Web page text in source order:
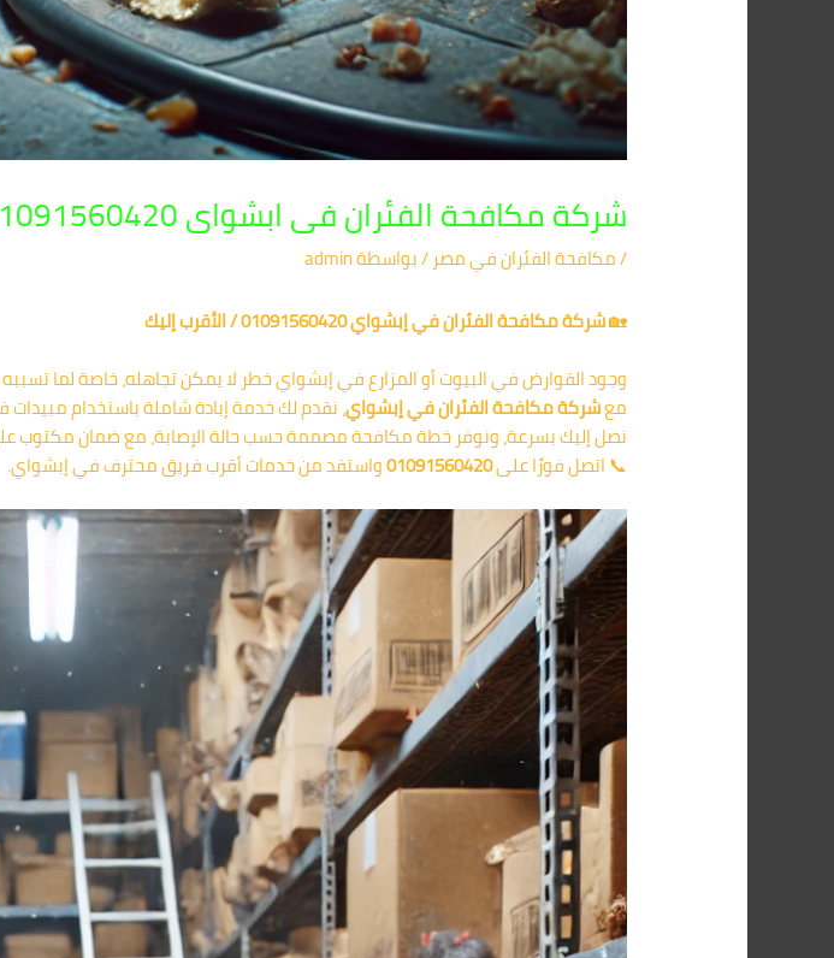
شركة مكافحة الفئران فى ابشواى 01091560420 / الأقرب اليك
/مكافحة الفئران​ في مصر/ بواسطةadmin
🏡شركة مكافحة الفئران في إبشواي 01091560420 / الأقرب إليك
وجود القوارض في البيوت أو المزارع في إبشواي خطر لا يمكن تجاهله، خاصة لما
معشركة مكافحة الفئران في إبشواي، نقدم لك خدمة إبادة شاملة باستخدام
نصل إليك بسرعة، ونوفر خطة مكافحة مصممة حسب حالة الإصابة، مع ضمان مكتوب
📞 اتصل فورًا على01091560420واستفد من خدمات أقرب فريق محترف في إبشواي.